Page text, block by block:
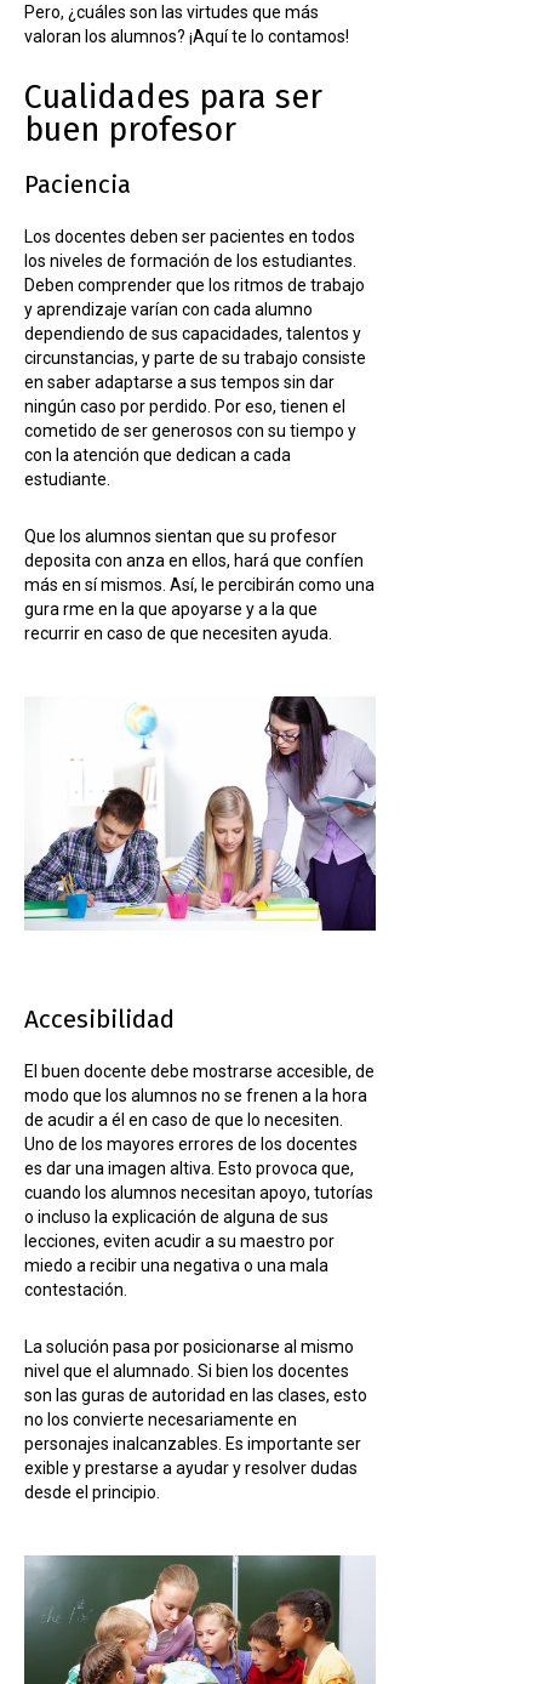
Pero, ¿cuáles son las virtudes que más
valoran los alumnos? ¡Aquí te lo contamos!
Cualidades para ser
buen profesor
Paciencia
Los docentes deben ser pacientes en todos
los niveles de formación de los estudiantes.
Deben comprender que los ritmos de trabajo
y aprendizaje varían con cada alumno
dependiendo de sus capacidades, talentos y
circunstancias, y parte de su trabajo consiste
en saber adaptarse a sus tempos sin dar
ningún caso por perdido. Por eso, tienen el
cometido de ser generosos con su tiempo y
con la atención que dedican a cada
estudiante.
Que los alumnos sientan que su profesor
deposita con anza en ellos, hará que confíen
más en sí mismos. Así, le percibirán como una
gura rme en la que apoyarse y a la que
recurrir en caso de que necesiten ayuda.
Accesibilidad
El buen docente debe mostrarse accesible, de
modo que los alumnos no se frenen a la hora
de acudir a él en caso de que lo necesiten.
Uno de los mayores errores de los docentes
es dar una imagen altiva. Esto provoca que,
cuando los alumnos necesitan apoyo, tutorías
o incluso la explicación de alguna de sus
lecciones, eviten acudir a su maestro por
miedo a recibir una negativa o una mala
contestación.
La solución pasa por posicionarse al mismo
nivel que el alumnado. Si bien los docentes
son las guras de autoridad en las clases, esto
no los convierte necesariamente en
personajes inalcanzables. Es importante ser
exible y prestarse a ayudar y resolver dudas
desde el principio.